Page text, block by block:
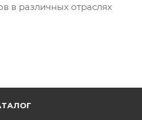
в различных отраслях